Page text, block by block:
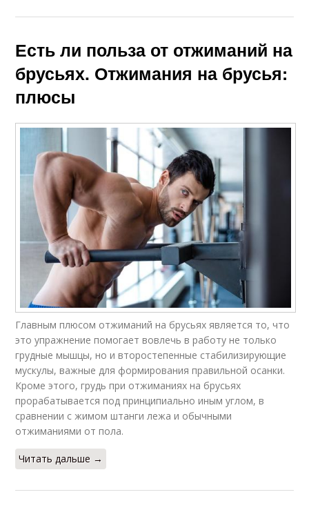
Есть ли польза от отжиманий на
брусьях. Отжимания на брусья:
плюсы
Главным плюсом отжиманий на брусьях является то, что
это упражнение помогает вовлечь в работу не только
грудные мышцы, но и второстепенные стабилизирующие
мускулы, важные для формирования правильной осанки.
Кроме этого, грудь при отжиманиях на брусьях
прорабатывается под принципиально иным углом, в
сравнении с жимом штанги лежа и обычными
отжиманиями от пола.
Читать дальше →